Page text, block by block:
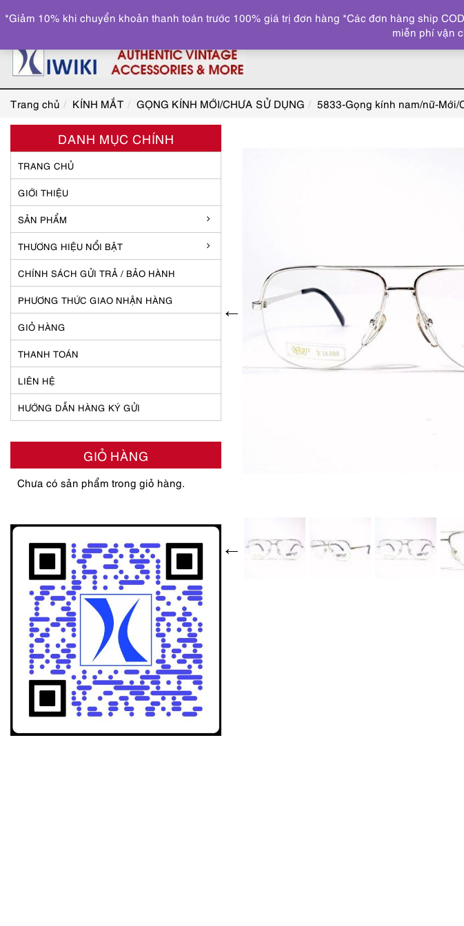
Trang chủ KÍNH MẮT GỌNG KÍNH MỚI/CHƯA SỬ DỤNG 5833-Gọng kính nam/nữ-
DANH MỤC CHÍNH
TRANG CHỦ
GIỚI THIỆU
SẢN PHẨM
THƯƠNG HIỆU NỔI BẬT
CHÍNH SÁCH GỬI TRẢ / BẢO HÀNH
PHƯƠNG THỨC GIAO NHẬN HÀNG
GIỎ HÀNG
THANH TOÁN
LIÊN HỆ
HƯỚNG DẪN HÀNG KÝ GỬI
GIỎ HÀNG
Chưa có sản phẩm trong giỏ hàng.
*Giảm 10% khi chuyển khoản thanh toán trước 100% giá trị đơn hàng *Các đơn hàng ship
miễn phí vận